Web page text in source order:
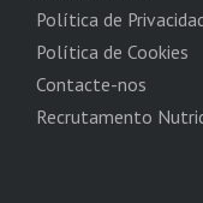
Política de
Política de Cookies
Contacte-nos
Recrutamento